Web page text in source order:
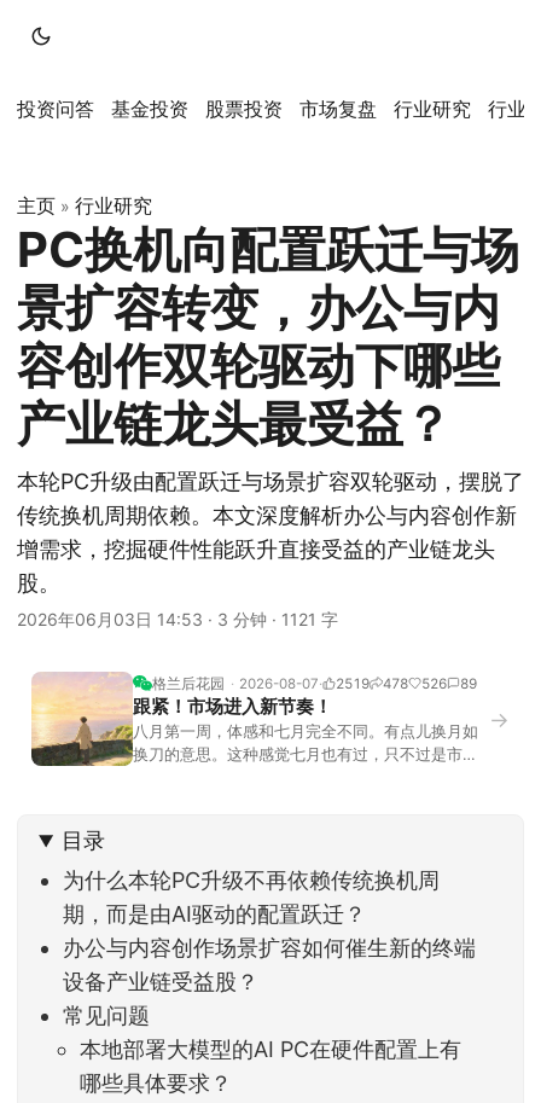
投资问答 基金投资 股票投资 市场复盘 行业研究 行业
主页 » 行业研究
PC换机向配置跃迁与场
景扩容转变，办公与内
容创作双轮驱动下哪些
产业链龙头最受益？
本轮PC升级由配置跃迁与场景扩容双轮驱动，摆脱了
传统换机周期依赖。本文深度解析办公与内容创作新
增需求，挖掘硬件性能跃升直接受益的产业链龙头
股。
2026年06月03日 14:53 · 3 分钟 · 1121 字
格兰后花园 2026-08-07 2519 478 526 89
跟紧！市场进入新节奏！
八月第一周，体感和七月完全不同。有点儿换月如
换刀的意思。这种感觉七月也有过，只不过是市场
家感受到了春天般的暖风。指数涨了百点，交易额
回暖到2
→
目录
为什么本轮PC升级不再依赖传统换机周
期，而是由AI驱动的配置跃迁？
办公与内容创作场景扩容如何催生新的终端
设备产业链受益股？
常见问题
本地部署大模型的AI PC在硬件配置上有
哪些具体要求？